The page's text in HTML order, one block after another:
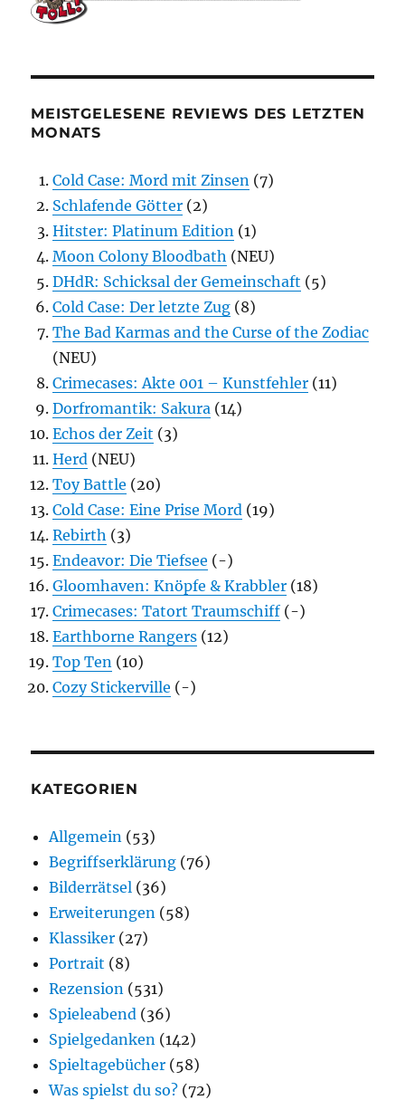
MEISTGELESENE REVIEWS DES LETZTEN
MONATS
Cold Case: Mord mit Zinsen (7)
Schlafende Götter (2)
Hitster: Platinum Edition (1)
Moon Colony Bloodbath (NEU)
DHdR: Schicksal der Gemeinschaft (5)
Cold Case: Der letzte Zug (8)
The Bad Karmas and the Curse of the Zodiac
(NEU)
Crimecases: Akte 001 – Kunstfehler (11)
Dorfromantik: Sakura (14)
Echos der Zeit (3)
Herd (NEU)
Toy Battle (20)
Cold Case: Eine Prise Mord (19)
Rebirth (3)
Endeavor: Die Tiefsee (-)
Gloomhaven: Knöpfe & Krabbler (18)
Crimecases: Tatort Traumschiff (-)
Earthborne Rangers (12)
Top Ten (10)
Cozy Stickerville (-)
KATEGORIEN
Allgemein (53)
Begriffserklärung (76)
Bilderrätsel (36)
Erweiterungen (58)
Klassiker (27)
Portrait (8)
Rezension (531)
Spieleabend (36)
Spielgedanken (142)
Spieltagebücher (58)
Was spielst du so? (72)